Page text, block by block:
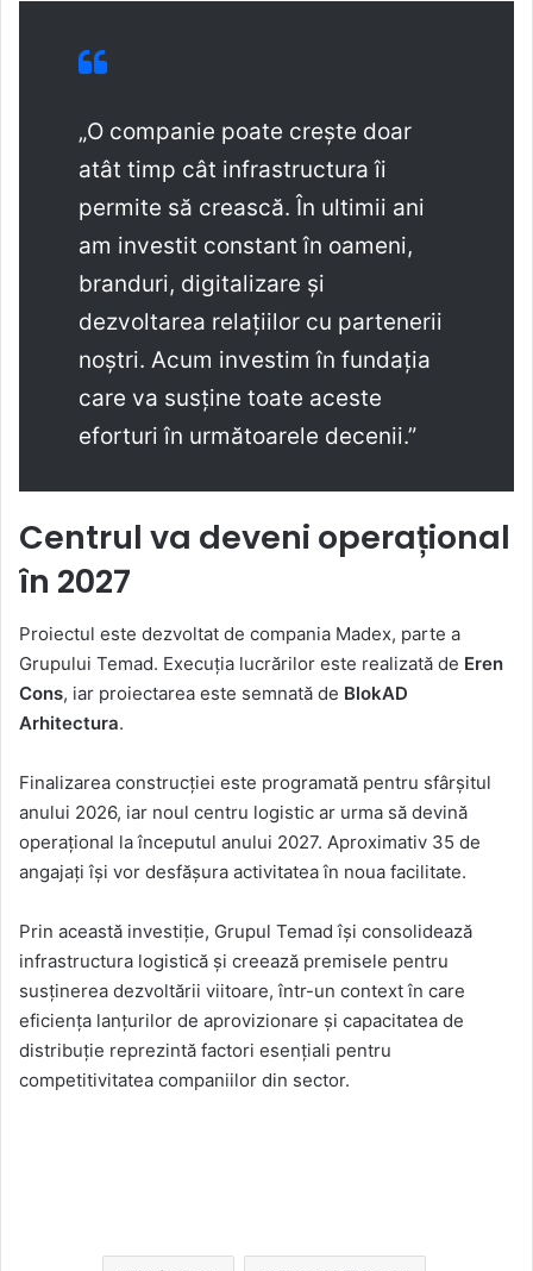
„O companie poate crește doar
atât timp cât infrastructura îi
permite să crească. În ultimii ani
am investit constant în oameni,
branduri, digitalizare și
dezvoltarea relațiilor cu partenerii
noștri. Acum investim în fundația
care va susține toate aceste
eforturi în următoarele decenii.”
Centrul va deveni operațional
în 2027
Proiectul este dezvoltat de compania Madex, parte a
Grupului Temad. Execuția lucrărilor este realizată de Eren
Cons, iar proiectarea este semnată de BlokAD
Arhitectura.
Finalizarea construcției este programată pentru sfârșitul
anului 2026, iar noul centru logistic ar urma să devină
operațional la începutul anului 2027. Aproximativ 35 de
angajați își vor desfășura activitatea în noua facilitate.
Prin această investiție, Grupul Temad își consolidează
infrastructura logistică și creează premisele pentru
susținerea dezvoltării viitoare, într-un context în care
eficiența lanțurilor de aprovizionare și capacitatea de
distribuție reprezintă factori esențiali pentru
competitivitatea companiilor din sector.